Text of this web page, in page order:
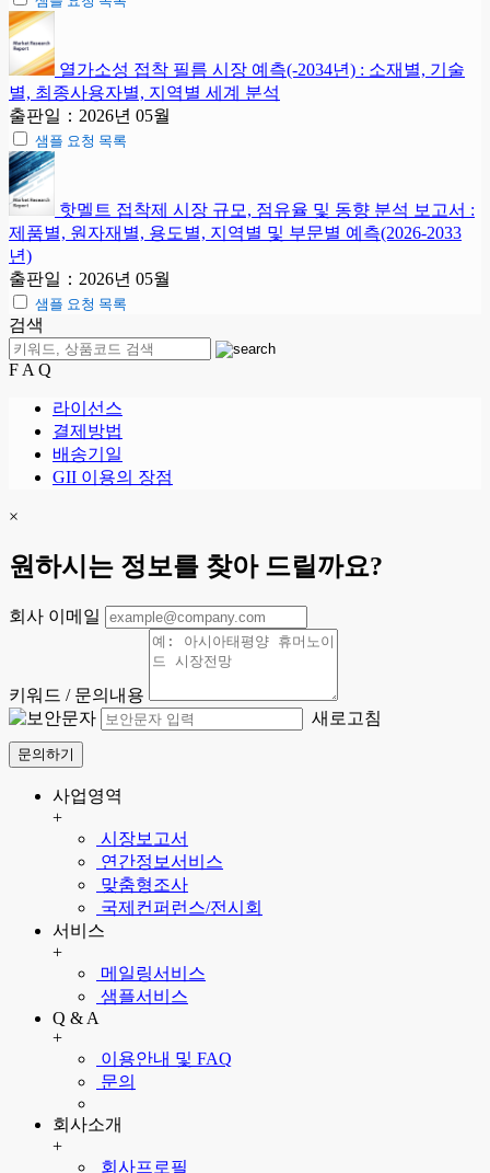
열가소성 접착 필름 시장 예측(-2034년) : 소재별, 기술
별, 최종사용자별, 지역별 세계 분석
출판일：2026년 05월
샘플 요청 목록
핫멜트 접착제 시장 규모, 점유율 및 동향 분석 보고서 :
제품별, 원자재별, 용도별, 지역별 및 부문별 예측(2026-2033
년)
출판일：2026년 05월
샘플 요청 목록
검색
F A Q
라이선스
결제방법
배송기일
GII 이용의 장점
×
원하시는 정보를 찾아 드릴까요?
회사 이메일
키워드 / 문의내용
새로고침
문의하기
사업영역
+
시장보고서
연간정보서비스
맞춤형조사
국제컨퍼런스/전시회
서비스
+
메일링서비스
샘플서비스
Q & A
+
이용안내 및 FAQ
문의
회사소개
+
회사프로필